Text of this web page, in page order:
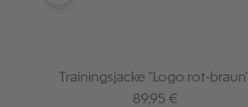
Trainingsjacke "Logo rot-
Regulärer Preis:
89,95 €